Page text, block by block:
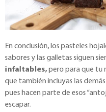
En conclusión, los pasteles
sabores y las galletas siguen
infaltables,pero para que tu
que también incluyas las
pues hacen parte de esos
escapar.